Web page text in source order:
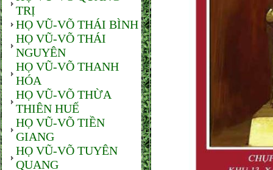
TRỊ
HỌ VŨ-VÕ THÁI BÌNH
HỌ VŨ-VÕ THÁI
NGUYÊN
HỌ VŨ-VÕ THANH
HÓA
HỌ VŨ-VÕ THỪA
THIÊN HUẾ
HỌ VŨ-VÕ TIỀN
GIANG
HỌ VŨ-VÕ TUYÊN
QUANG